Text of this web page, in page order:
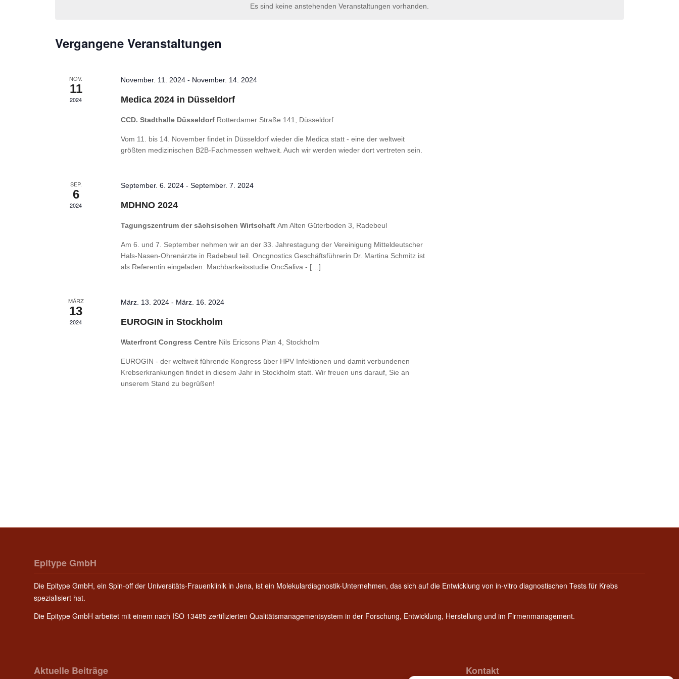
Es sind keine anstehenden Veranstaltungen vorhanden.
Vergangene Veranstaltungen
NOV.
11
2024
November. 11. 2024 - November. 14. 2024
Medica 2024 in Düsseldorf
CCD. Stadthalle Düsseldorf Rotterdamer Straße 141, Düsseldorf
Vom 11. bis 14. November findet in Düsseldorf wieder die Medica statt - eine der weltweit
größten medizinischen B2B-Fachmessen weltweit. Auch wir werden wieder dort vertreten sein.
SEP.
6
2024
September. 6. 2024 -September. 7. 2024
MDHNO 2024
Tagungszentrum der sächsischen WirtschaftAm Alten Güterboden 3, Radebeul
Am 6. und 7. September nehmen wir an der 33. Jahrestagung der Vereinigung Mitteldeutscher
Hals-Nasen-Ohrenärzte in Radebeul teil. Oncgnostics Geschäftsführerin Dr. Martina Schmitz ist
als Referentin eingeladen: Machbarkeitsstudie OncSaliva - […]
MÄRZ
13
2024
März. 13. 2024 - März. 16. 2024
EUROGIN in Stockholm
Waterfront Congress Centre Nils Ericsons Plan 4, Stockholm
EUROGIN - der weltweit führende Kongress über HPV Infektionen und damit verbundenen
Krebserkrankungen findet in diesem Jahr in Stockholm statt. Wir freuen uns darauf, Sie an
unserem Stand zu begrüßen!
Epitype GmbH
Die Epitype GmbH, ein Spin-off der Universitäts-Frauenklinik in Jena, ist ein Molekulardiagnostik-Unternehmen, das sich auf die Entwicklung von in-vitro diagnostischen Tests für Krebs
spezialisiert hat.
Die Epitype GmbH arbeitet mit einem nach ISO 13485 zertifizierten Qualitätsmanagementsystem in der Forschung, Entwicklung, Herstellung und im Firmenmanagement.
Aktuelle Beiträge Kontakt